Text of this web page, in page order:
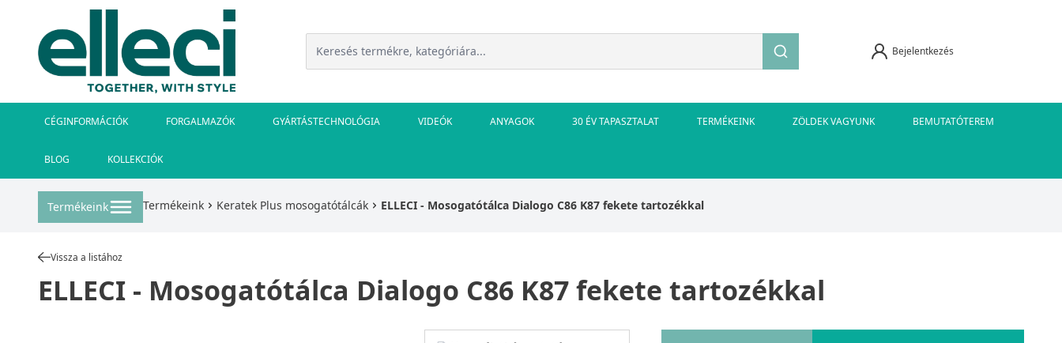
Bejelentkezés
CÉGINFORMÁCIÓK FORGALMAZÓK GYÁRTÁSTECHNOLÓGIA VIDEÓK ANYAGOK 30 ÉV TAPASZTALAT TERMÉKEINK ZÖLDEK VAGYUNK BEMUTATÓTEREM
BLOG KOLLEKCIÓK
Termékeink Termékeink Keratek Plus mosogatótálcák ELLECI - Mosogatótálca Dialogo C86 K87 fekete tartozékkal
Vissza a listához
ELLECI - Mosogatótálca Dialogo C86 K87 fekete tartozékkal